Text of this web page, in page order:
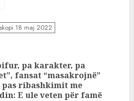
18 maj 2022
pa karakter, pa
fansat “masakrojnë”
pas ribashkimit me
E ule veten për famë